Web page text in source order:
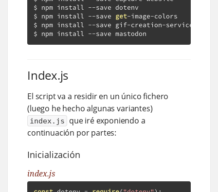
$ npm install --save dotenv
$ npm install --save get-image-colors
$ npm install --save gif-creation-service
$ npm install --save mastodon
Index.js
El script va a residir en un único fichero
(luego he hecho algunas variantes)
index.js
que iré exponiendo a
continuación por partes:
Inicialización
index.js